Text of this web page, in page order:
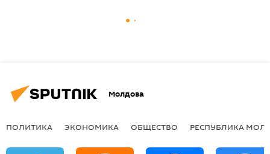
Молдова
ПОЛИТИКА ЭКОНОМИКА ОБЩЕСТВО РЕСПУБЛИКА